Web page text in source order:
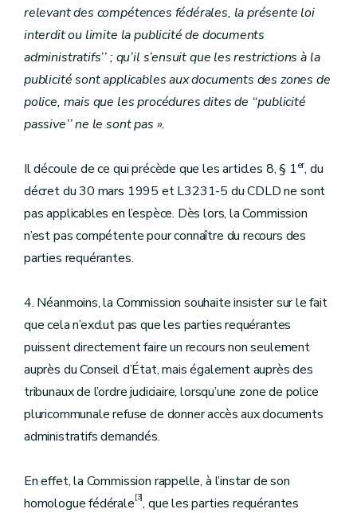
relevant des compétences fédérales, la présente loi
interdit ou limite la publicité de documents
administratifs’’ ; qu’il s’ensuit que les restrictions à la
publicité sont applicables aux documents des zones de
police, mais que les procédures dites de ‘‘publicité
passive’’ ne le sont pas ».
Il découle de ce qui précède que les articles 8, § 1er, du
décret du 30 mars 1995 et L3231-5 du CDLD ne sont
pas applicables en l’espèce. Dès lors, la Commission
n’est pas compétente pour connaître du recours des
parties requérantes.
4. Néanmoins, la Commission souhaite insister sur le fait
que cela n’exclut pas que les parties requérantes
puissent directement faire un recours non seulement
auprès du Conseil d’État, mais également auprès des
tribunaux de l’ordre judiciaire, lorsqu’une zone de police
pluricommunale refuse de donner accès aux documents
administratifs demandés.
En effet, la Commission rappelle, à l’instar de son
homologue fédérale[3], que les parties requérantes